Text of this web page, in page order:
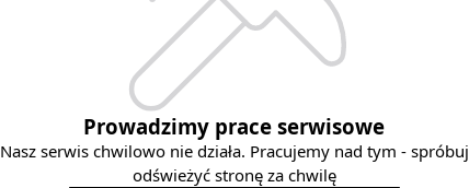
Prowadzimy prace serwisowe
Nasz serwis chwilowo nie działa. Pracujemy nad tym - spróbuj
odświeżyć stronę za chwilę